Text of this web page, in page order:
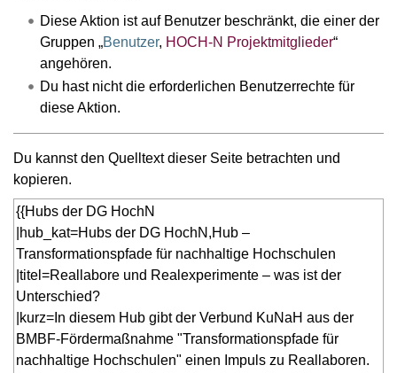
Diese Aktion ist auf Benutzer beschränkt, die einer der
Gruppen „Benutzer, HOCH-N Projektmitglieder“
angehören.
Du hast nicht die erforderlichen Benutzerrechte für
diese Aktion.
Du kannst den Quelltext dieser Seite betrachten und
kopieren.